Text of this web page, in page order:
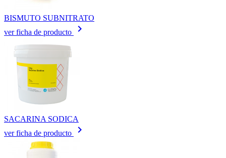
BISMUTO SUBNITRATO
ver ficha de producto
keyboard_arrow_right
SACARINA SODICA
ver ficha de producto
keyboard_arrow_right